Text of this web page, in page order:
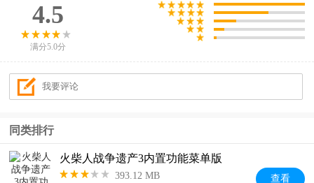
4.5
满分5.0分
同类排行
火柴人战争遗产3内置功能菜单版
393.12 MB 查看